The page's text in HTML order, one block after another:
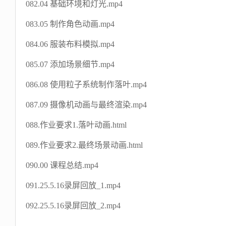
082.04 基础环境和灯光.mp4
083.05 制作角色动画.mp4
084.06 服装布料模拟.mp4
085.07 添加场景细节.mp4
086.08 使用粒子系统制作落叶.mp4
087.09 摄像机动画与最终渲染.mp4
088.作业要求1.落叶动画.html
089.作业要求2.最终场景动画.html
090.00 课程总结.mp4
091.25.5.16录屏回放_1.mp4
092.25.5.16录屏回放_2.mp4